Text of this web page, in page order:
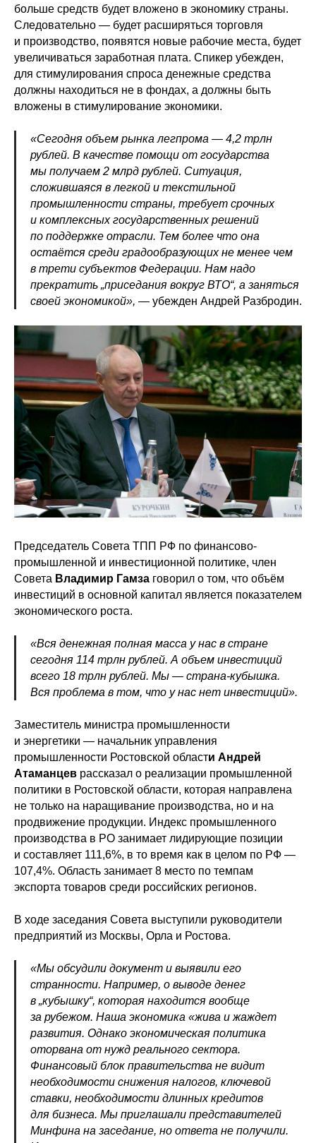
больше средств будет вложено в экономику страны.
Следовательно — будет расширяться торговля
и производство, появятся новые рабочие места, будет
увеличиваться заработная плата. Спикер убежден,
для стимулирования спроса денежные средства
должны находиться не в фондах, а должны быть
вложены в стимулирование экономики.
«Сегодня объем рынка легпрома — 4,2 трлн
рублей. В качестве помощи от государства
мы получаем 2 млрд рублей. Ситуация,
сложившаяся в легкой и текстильной
промышленности страны, требует срочных
и комплексных государственных решений
по поддержке отрасли. Тем более что она
остаётся среди градообразующих не менее чем
в трети субъектов Федерации. Нам надо
прекратить „приседания вокруг ВТО“, а заняться
своей экономикой», — убежден Андрей Разбродин.
Председатель Совета ТПП РФ по финансово-
промышленной и инвестиционной политике, член
Совета Владимир Гамза говорил о том, что объём
инвестиций в основной капитал является показателем
экономического роста.
«Вся денежная полная масса у нас в стране
сегодня 114 трлн рублей. А объем инвестиций
всего 18 трлн рублей. Мы — страна-кубышка.
Вся проблема в том, что у нас нет инвестиций».
Заместитель министра промышленности
и энергетики — начальник управления
промышленности Ростовской области Андрей
Атаманцев рассказал о реализации промышленной
политики в Ростовской области, которая направлена
не только на наращивание производства, но и на
продвижение продукции. Индекс промышленного
производства в РО занимает лидирующие позиции
и составляет 111,6%, в то время как в целом по РФ —
107,4%. Область занимает 8 место по темпам
экспорта товаров среди российских регионов.
В ходе заседания Совета выступили руководители
предприятий из Москвы, Орла и Ростова.
«Мы обсудили документ и выявили его
странности. Например, о выводе денег
в „кубышку“, которая находится вообще
за рубежом. Наша экономика «жива и жаждет
развития. Однако экономическая политика
оторвана от нужд реального сектора.
Финансовый блок правительства не видит
необходимости снижения налогов, ключевой
ставки, необходимости длинных кредитов
для бизнеса. Мы приглашали представителей
Минфина на заседание, но ответа не получили.